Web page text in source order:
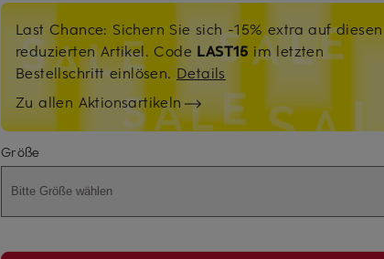
Last Chance: Sichern Sie sich -15% extra auf diesen
reduzierten Artikel. Code LAST15 im letzten
Bestellschritt einlösen. Details
Zu allen Aktionsartikeln
Größe
Bitte Größe wählen